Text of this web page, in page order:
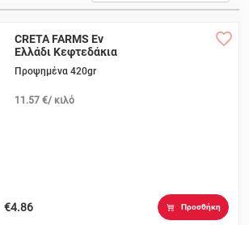
CRETA FARMS Eν
Ελλάδι Κεφτεδάκια
Προψημένα 420gr
11.57 €/ κιλό
€4.86 Προσθήκη